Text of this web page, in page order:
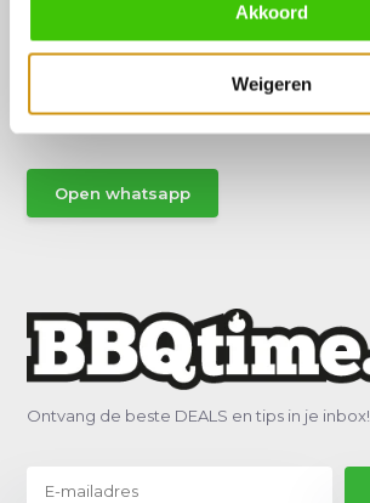
Akkoord
Weigeren
Hulp of advies nodig?
Vraag het een van onze specialisten!
Stuur gemakkelijk een Whatsapp.
Open whatsapp
Ontvang de beste DEALS en tips in je inbox!